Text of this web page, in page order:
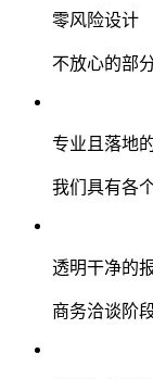
零风险设计
不放心的部
专业且落地
我们具有各
透明干净的
商务洽谈阶